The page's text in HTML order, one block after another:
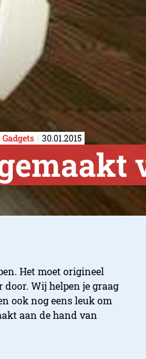
Gadgets 30.01.2015
Het moet origineel
Wij helpen je graag
ook nog eens leuk om
aan de hand van